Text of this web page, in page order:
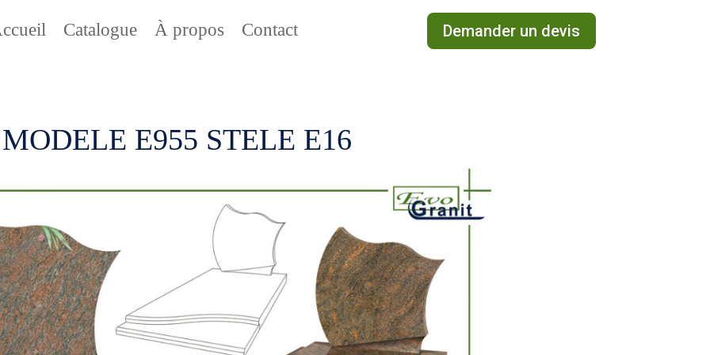
Catalogue À propos Contact Demander un devis
MODELE E955 STELE E16